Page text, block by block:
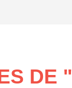
DE "